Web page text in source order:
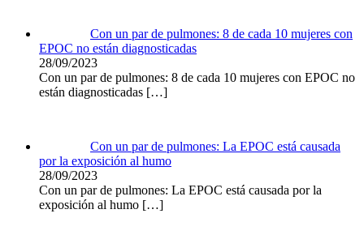
Con un par de pulmones: 8 de cada 10 mujeres con
EPOC no están diagnosticadas
28/09/2023
Con un par de pulmones: 8 de cada 10 mujeres con EPOC no
están diagnosticadas […]
Con un par de pulmones: La EPOC está causada
por la exposición al humo
28/09/2023
Con un par de pulmones: La EPOC está causada por la
exposición al humo […]